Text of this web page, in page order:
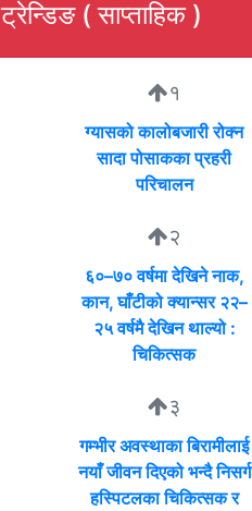
ट्रेन्डिङ ( साप्ताहिक )
१
ग्यासको कालोबजारी रोक्न
सादा पोसाकका प्रहरी
परिचालन
२
६०–७० वर्षमा देखिने नाक,
कान, घाँटीको क्यान्सर २२–
२५ वर्षमै देखिन थाल्यो :
चिकित्सक
३
गम्भीर अवस्थाका बिरामीलाई
नयाँ जीवन दिएको भन्दै निसर्ग
हस्पिटलका चिकित्सक र